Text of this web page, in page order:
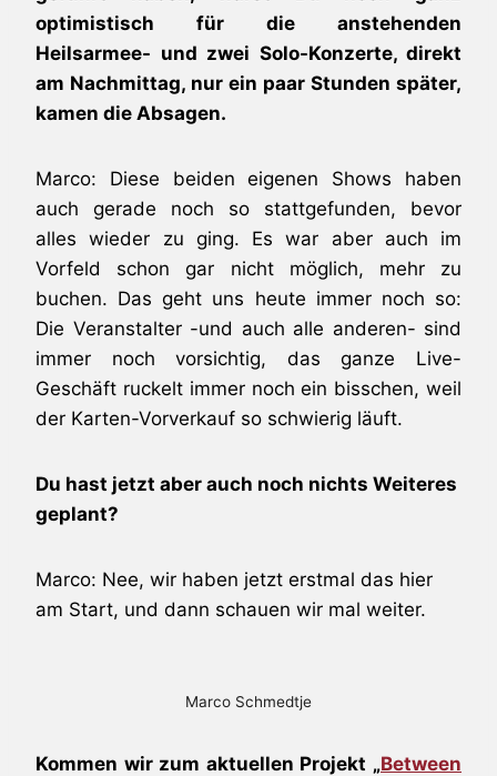
optimistisch für die anstehenden
Heilsarmee- und zwei Solo-Konzerte, direkt
am Nachmittag, nur ein paar Stunden später,
kamen die Absagen.
Marco: Diese beiden eigenen Shows haben
auch gerade noch so stattgefunden, bevor
alles wieder zu ging. Es war aber auch im
Vorfeld schon gar nicht möglich, mehr zu
buchen. Das geht uns heute immer noch so:
Die Veranstalter -und auch alle anderen- sind
immer noch vorsichtig, das ganze Live-
Geschäft ruckelt immer noch ein bisschen, weil
der Karten-Vorverkauf so schwierig läuft.
Du hast jetzt aber auch noch nichts Weiteres
geplant?
Marco: Nee, wir haben jetzt erstmal das hier
am Start, und dann schauen wir mal weiter.
Marco Schmedtje
Kommen wir zum aktuellen Projekt „Between